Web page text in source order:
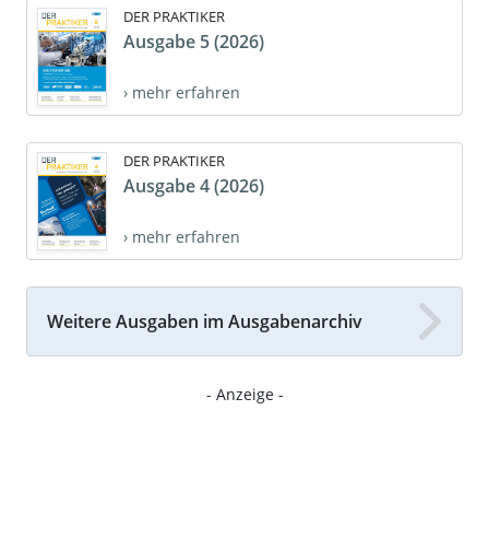
DER PRAKTIKER
Ausgabe 5 (2026)
› mehr erfahren
DER PRAKTIKER
Ausgabe 4 (2026)
› mehr erfahren
Weitere Ausgaben im Ausgabenarchiv
- Anzeige -